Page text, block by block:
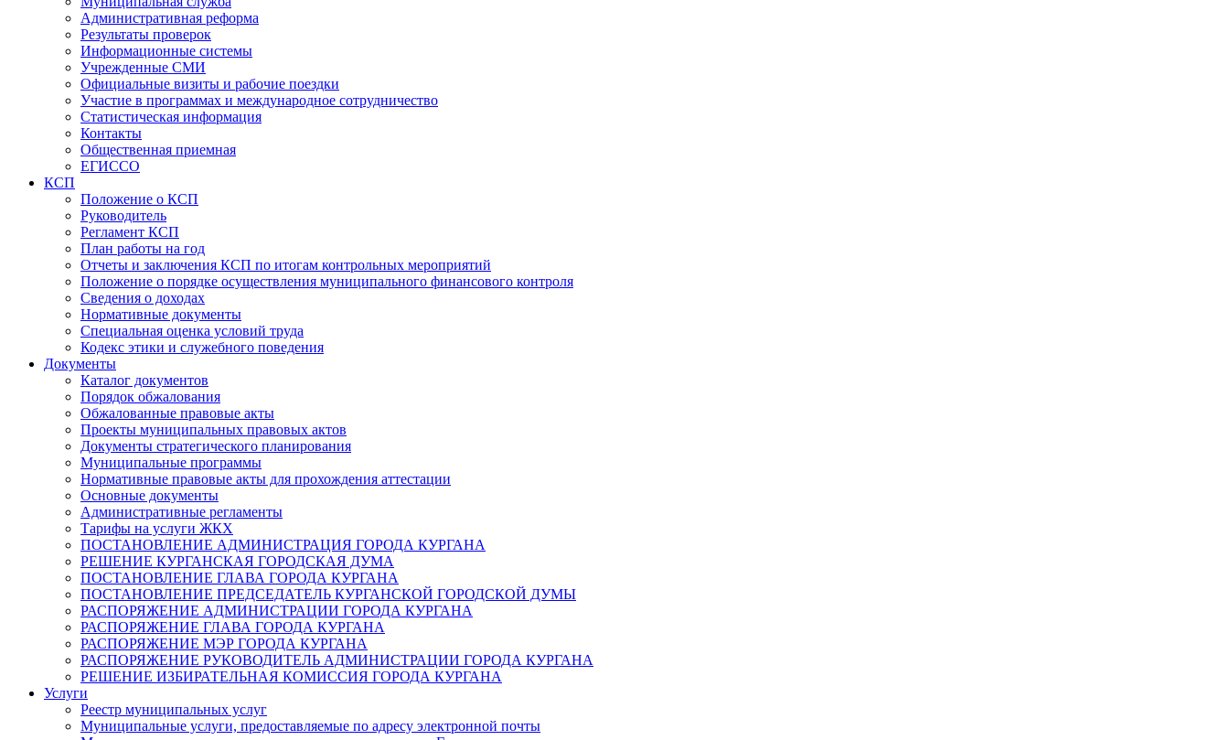
Административная реформа
Результаты проверок
Информационные системы
Учрежденные СМИ
Официальные визиты и рабочие поездки
Участие в программах и международное сотрудничество
Статистическая информация
Контакты
Общественная приемная
ЕГИССО
КСП
Положение о КСП
Руководитель
Регламент КСП
План работы на год
Отчеты и заключения КСП по итогам контрольных мероприятий
Положение о порядке осуществления муниципального финансового контроля
Сведения о доходах
Нормативные документы
Специальная оценка условий труда
Кодекс этики и служебного поведения
Документы
Каталог документов
Порядок обжалования
Обжалованные правовые акты
Проекты муниципальных правовых актов
Документы стратегического планирования
Муниципальные программы
Нормативные правовые акты для прохождения аттестации
Основные документы
Административные регламенты
Тарифы на услуги ЖКХ
ПОСТАНОВЛЕНИЕ АДМИНИСТРАЦИЯ ГОРОДА КУРГАНА
РЕШЕНИЕ КУРГАНСКАЯ ГОРОДСКАЯ ДУМА
ПОСТАНОВЛЕНИЕ ГЛАВА ГОРОДА КУРГАНА
ПОСТАНОВЛЕНИЕ ПРЕДСЕДАТЕЛЬ КУРГАНСКОЙ ГОРОДСКОЙ ДУМЫ
РАСПОРЯЖЕНИЕ АДМИНИСТРАЦИИ ГОРОДА КУРГАНА
РАСПОРЯЖЕНИЕ ГЛАВА ГОРОДА КУРГАНА
РАСПОРЯЖЕНИЕ МЭР ГОРОДА КУРГАНА
РАСПОРЯЖЕНИЕ РУКОВОДИТЕЛЬ АДМИНИСТРАЦИИ ГОРОДА КУРГАНА
РЕШЕНИЕ ИЗБИРАТЕЛЬНАЯ КОМИССИЯ ГОРОДА КУРГАНА
Услуги
Реестр муниципальных услуг
Муниципальные услуги, предоставляемые по адресу электронной почты